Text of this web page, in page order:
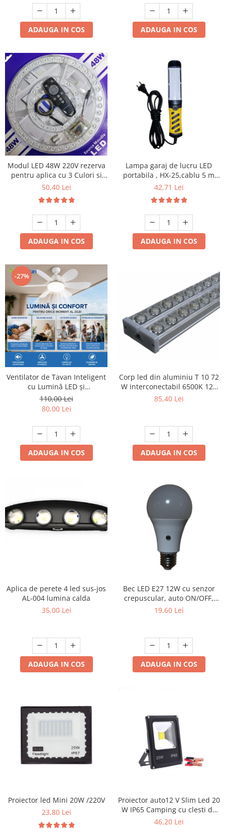
ADAUGA IN COS ADAUGA IN COS
Modul LED 48W 220V rezerva
pentru aplica cu 3 Culori si
telecomanda
50,40 Lei
ADAUGA IN COS
Lampa garaj de lucru LED
portabila , HX-25,cablu 5 m
100 led 2835 220V
42,71 Lei
ADAUGA IN COS
-27%
Ventilator de Tavan Inteligent
cu Lumină LED și
Telecomandă
110,00 Lei
80,00 Lei
ADAUGA IN COS
Corp led din aluminiu T 10 72
W interconectabil 6500K 120
cm
85,40 Lei
ADAUGA IN COS
Aplica de perete 4 led sus-jos
AL-004 lumina calda
35,00 Lei
ADAUGA IN COS
Bec LED E27 12W cu senzor
crepuscular, auto ON/OFF,
6500K ,culoare- alb, rece
19,60 Lei
ADAUGA IN COS
Proiector led Mini 20W /220V
23,80 Lei
Proiector auto12 V Slim Led 20
W IP65 Camping cu clesti de
conectare
46,20 Lei